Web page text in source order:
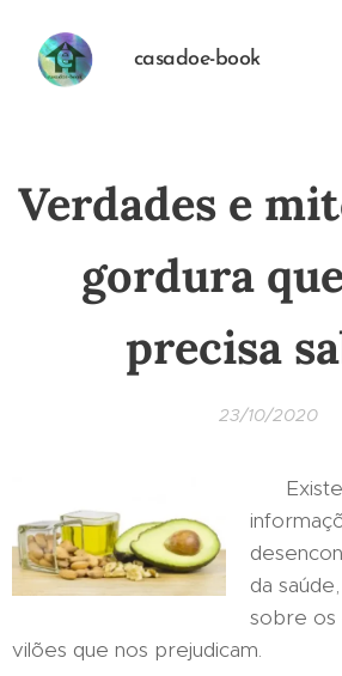
casadoe-book
Verdades e
gordura
precisa
23/10/2020
da
sobre os
vilões que nos prejudicam.